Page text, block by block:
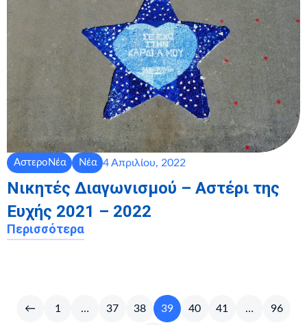
ΑστεροΝέα Νέα 4 Απριλίου, 2022
Νικητές Διαγωνισμού – Αστέρι της
Ευχής 2021 – 2022
Περισσότερα
← 1 … 37 38 39 40 41 … 96